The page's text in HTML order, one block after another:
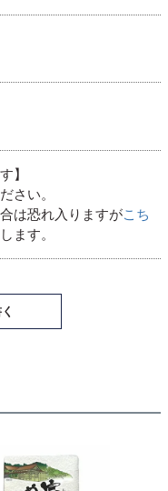
】
さい。
は恐れ入りますがこち
ます。